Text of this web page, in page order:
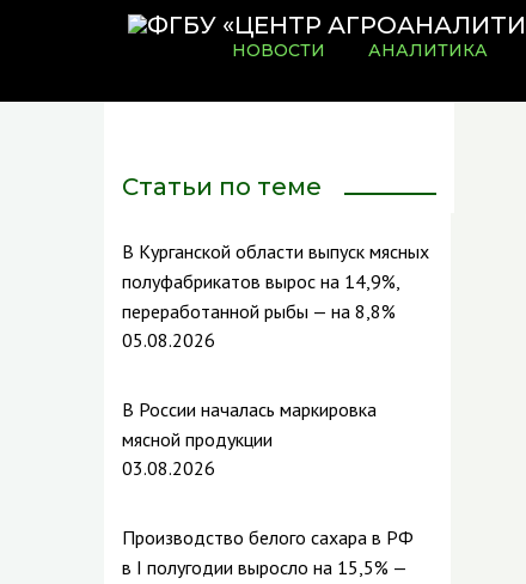
НОВОСТИ АНАЛИТИКА
Статьи по теме
В Курганской области выпуск мясных
полуфабрикатов вырос на 14,9%,
переработанной рыбы — на 8,8%
05.08.2026
В России началась маркировка
мясной продукции
03.08.2026
Производство белого сахара в РФ
в I полугодии выросло на 15,5% —